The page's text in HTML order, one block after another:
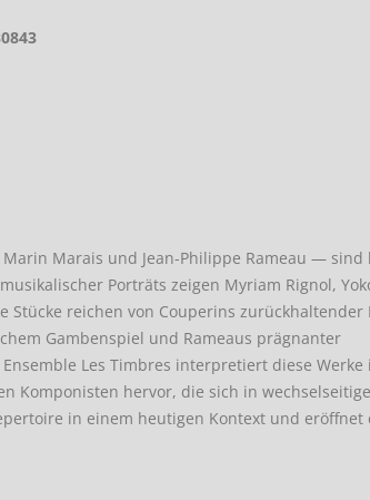
Marais und Jean-Philippe Rameau — sind
Porträts zeigen Myriam Rignol,
Stücke reichen von Couperins zurückhaltender
Gambenspiel und Rameaus prägnanter
Les Timbres interpretiert diese Werke
Komponisten hervor, die sich in
in einem heutigen Kontext und eröffnet